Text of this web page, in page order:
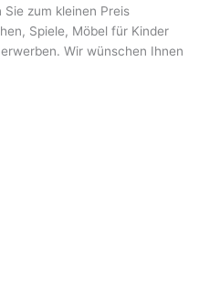
Sie zum kleinen Preis
Spiele, Möbel für Kinder
Wir wünschen Ihnen